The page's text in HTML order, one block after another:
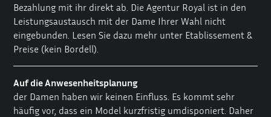
Bezahlung mit ihr direkt ab. Die Agentur Royal ist in den
Leistungsaustausch mit der Dame Ihrer Wahl nicht
eingebunden. Lesen Sie dazu mehr unter Etablissement &
Preise (kein Bordell).
Auf die Anwesenheitsplanung
der Damen haben wir keinen Einfluss. Es kommt sehr
häufig vor, dass ein Model kurzfristig umdisponiert. Daher